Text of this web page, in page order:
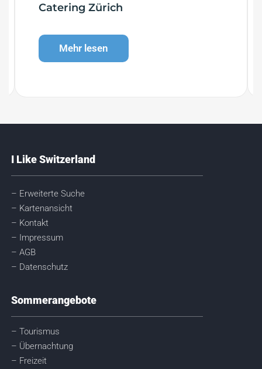
Catering Zürich
Mehr lesen
I Like Switzerland
– Erweiterte Suche
– Kartenansicht
– Kontakt
– Impressum
– AGB
– Datenschutz
Sommerangebote
– Tourismus
– Übernachtung
– Freizeit